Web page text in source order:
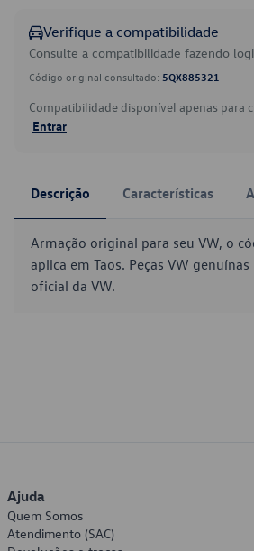
Verifique a compatibilidade
Consulte a compatibilidade fazendo
Código original consultado: 5QX885321
Compatibilidade disponível apenas para
Entrar
Descrição Características
Armação original para seu VW, o
aplica em Taos. Peças VW
oficial da VW.
Ajuda
Quem Somos
Atendimento (SAC)